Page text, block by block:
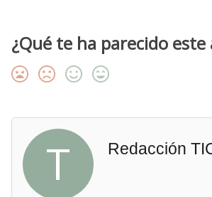
¿Qué te ha parecido
T Redacción